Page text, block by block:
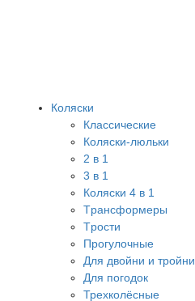
Коляски
Классические
Коляски-люльки
2 в 1
3 в 1
Коляски 4 в 1
Tрансформеры
Tрости
Прогулочные
Для двойни и тройни
Для погодок
Трехколёсные